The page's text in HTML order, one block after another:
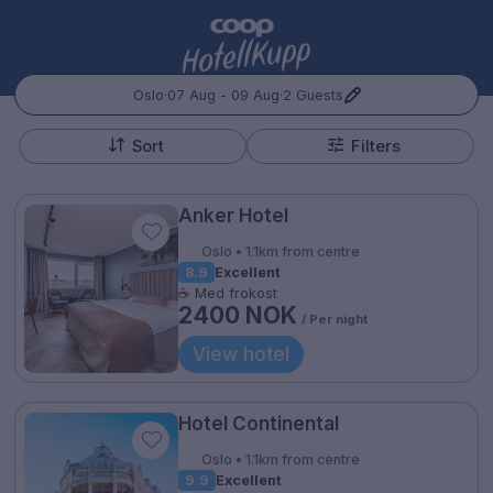
Oslo·07 Aug - 09 Aug·2 Guests
Popular Destinations:
Bergen
Stockholm
Sort Filters
+
−
Anker Hotel
Oslo • 1.1km from centre
8.9 Excellent
☕ Med frokost
2400 NOK / Per night
View hotel
Hotel Continental
Oslo • 1.1km from centre
9.9 Excellent
Kontakt ossSpørsmål og svarVilkårGift Vouchers
Cookie policyManage Preferences
Personvernspolicy
Hotellopphold